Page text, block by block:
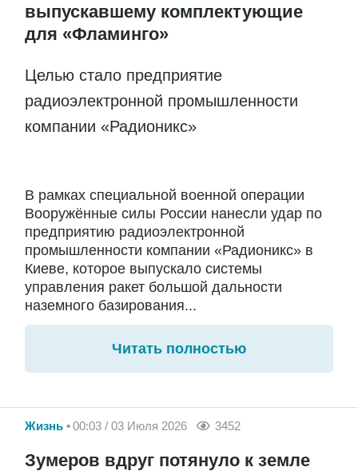
выпускавшему комплектующие
для «Фламинго»
Целью стало предприятие
радиоэлектронной промышленности
компании «Радионикс»
В рамках специальной военной операции
Вооружённые силы России нанесли удар по
предприятию радиоэлектронной
промышленности компании «Радионикс» в
Киеве, которое выпускало системы
управления ракет большой дальности
наземного базирования...
Читать полностью
Жизнь 00:03 / 03 Июля 2026 3452
Зумеров вдруг потянуло к земле